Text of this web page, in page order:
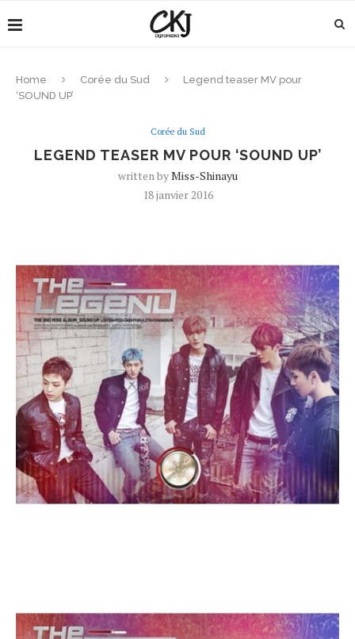
Home Corée du Sud
Legend teaser MV pour
‘SOUND UP’
Corée du Sud
LEGEND TEASER MV POUR ‘SOUND UP’
written byMiss-Shinayu
18 janvier 2016